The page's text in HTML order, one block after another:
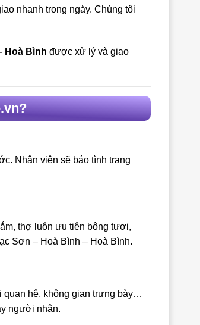
nhanh trong ngày. Chúng tôi
Hoà Bình được xử lý và giao
Nhân viên sẽ báo tình trạng
thợ luôn ưu tiên bông tươi,
Sơn – Hoà Bình – Hoà Bình.
quan hệ, không gian trưng bày…
người nhận.